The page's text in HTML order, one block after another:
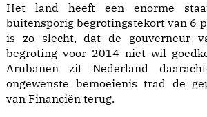
Het land heeft een enorme
buitensporig begrotingstekort van 6
is zo slecht, dat de gouverneur
begroting voor 2014 niet wil
Arubanen zit Nederland
ongewenste bemoeienis trad de
van Financiën terug.